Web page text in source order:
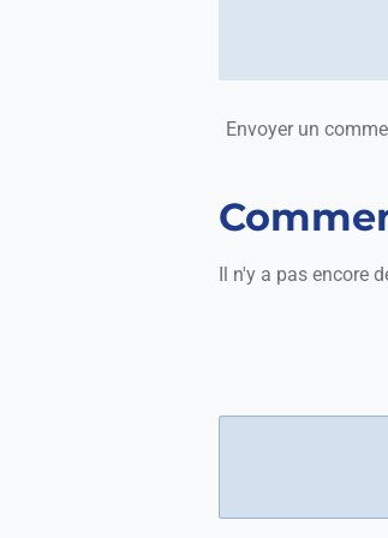
Envoyer un
Il n'y a pas encore